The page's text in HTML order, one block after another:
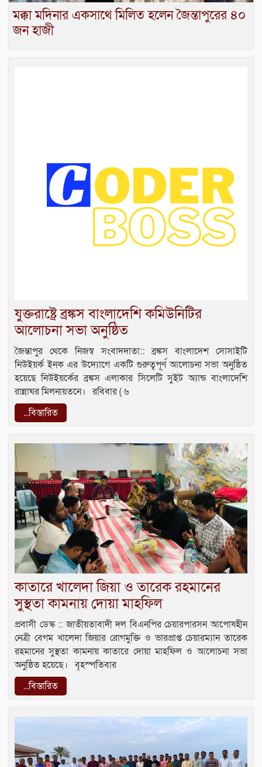
মক্কা মদিনার একসাথে মিলিত হলেন জৈন্তাপুরের ৪০
জন হাজী
যুক্তরাষ্ট্রে ব্রঙ্কস বাংলাদেশি কমিউনিটির
আলোচনা সভা অনুষ্ঠিত
জৈন্তাপুর থেকে নিজস্ব সংবাদদাতা:: ব্রঙ্কস বাংলাদেশ সোসাইটি
নিউইয়র্ক ইনক এর উদ্যোগে একটি গুরুত্বপূর্ণ আলোচনা সভা অনুষ্ঠিত
হয়েছে নিউইয়র্কের ব্রঙ্কস এলাকার সিলেটি সুইট অ্যান্ড বাংলাদেশি
রান্নাঘর মিলনায়তনে। রবিবার ( ৬
...বিস্তারিত
কাতারে খালেদা জিয়া ও তারেক রহমানের
সুস্থতা কামনায় দোয়া মাহফিল
প্রবাসী ডেস্ক :: জাতীয়তাবাদী দল বিএনপির চেয়ারপারসন আপোষহীন
নেত্রী বেগম খালেদা জিয়ার রোগমুক্তি ও ভারপ্রাপ্ত চেয়ারম্যান তারেক
রহমানের সুস্থতা কামনায় কাতারে দোয়া মাহফিল ও আলোচনা সভা
অনুষ্ঠিত হয়েছে। বৃহস্পতিবার
...বিস্তারিত